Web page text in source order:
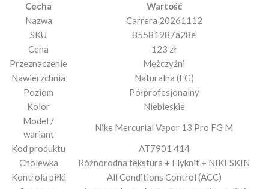
Cecha
Wartość
Nazwa
Carrera 20261112
SKU
85581987a28e
Cena
123 zł
Przeznaczenie
Mężczyźni
Nawierzchnia
Naturalna (FG)
Poziom
Półprofesjonalny
Kolor
Niebieskie
Model /
wariant
Nike Mercurial Vapor 13 Pro FG M
Kod produktu
AT7901 414
Cholewka
Różnorodna tekstura + Flyknit + NIKESKIN
Kontrola piłki
All Conditions Control (ACC)